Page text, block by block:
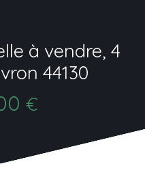
à vendre, 4
44130
€